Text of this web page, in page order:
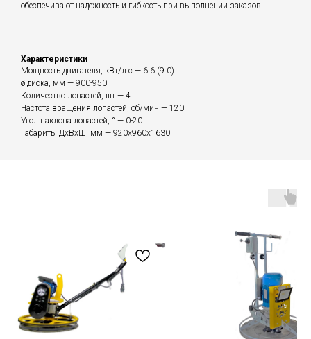
обеспечивают надежность и гибкость при выполнении заказов.
Характеристики
Мощность двигателя, кВт/л.с — 6.6 (9.0)
ø диска, мм — 900-950
Количество лопастей, шт — 4
Частота вращения лопастей, об/мин — 120
Угол наклона лопастей, ° — 0-20
Габариты ДхВхШ, мм — 920х960х1630